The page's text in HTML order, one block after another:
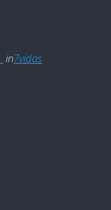
in7vidas